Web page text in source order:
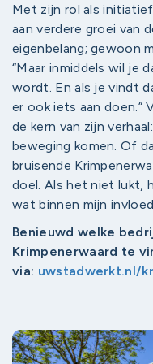
Met zijn rol als
aan verdere groei van
eigenbelang; gewoon
“Maar inmiddels wil je
wordt. En als je vindt
er ook iets aan doen.”
de kern van zijn
beweging komen. Of
bruisende
doel. Als het niet lukt,
wat binnen mijn invloed
Benieuwd welke
Krimpenerwaard te
via: uwstadwerkt.nl/